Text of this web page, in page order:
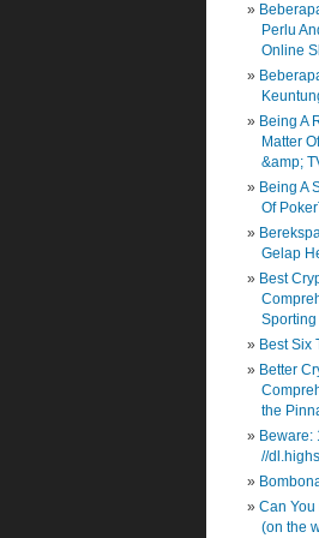
Perlu
Online
Being A
Matter
&amp;
Being A
Of
Gelap
Best
Best Six
Better
the
Beware:
//
Can
(on the